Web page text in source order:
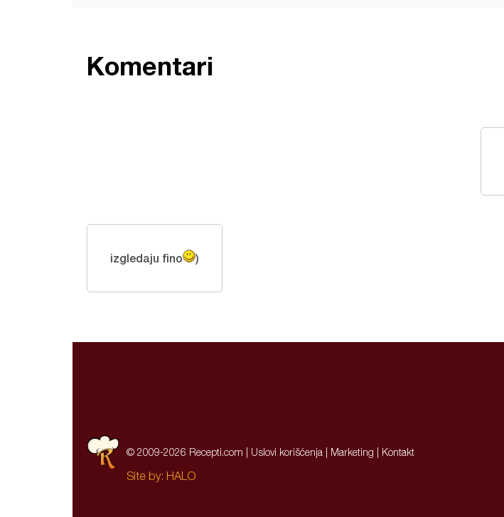
Komentari
izgledaju fino )
© 2009-2026 Recepti.com | Uslovi korišćenja Marketing Kontakt
Site by: HALO